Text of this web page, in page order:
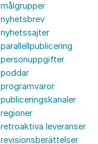
målgrupper
nyhetsbrev
nyhetssajter
parallellpublicering
personuppgifter
poddar
programvaror
publiceringskanaler
regioner
retroaktiva leveranser
revisionsberättelser